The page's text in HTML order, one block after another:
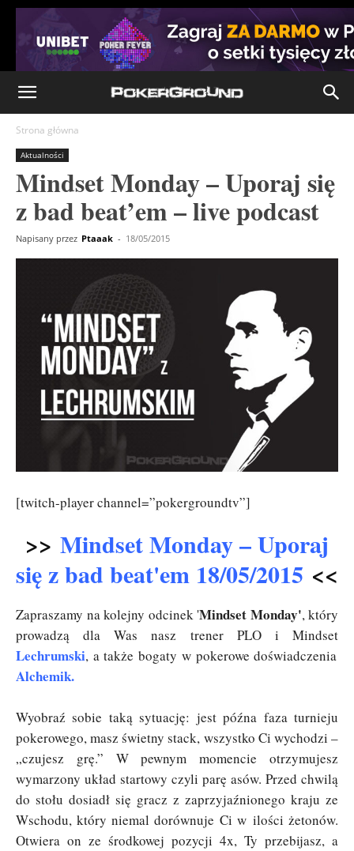
Strona główna
Aktualności
Mindset Monday – Uporaj się
z bad beat’em – live podcast
Napisany przez Ptaaak - 18/05/2015
[twitch-player channel=”pokergroundtv”]
>> Mindset Monday – Uporaj
się z bad beat'em 18/05/2015 <<
Zapraszamy na kolejny odcinek 'Mindset Monday', który
prowadzą dla Was nasz trener PLO i Mindset
Lechrumski, a także bogaty w pokerowe doświadczenia
Alchemik.
Wyobraź sobie taką sytuację: jest późna faza turnieju
pokerowego, masz świetny stack, wszystko Ci wychodzi –
„czujesz grę.” W pewnym momencie otrzymujesz
wymarzony układ startowy czyli parę asów. Przed chwilą
do stołu dosiadł się gracz z zaprzyjaźnionego kraju ze
Wschodu, który niemal dorównuje Ci w ilości żetonów.
Otwiera on ze środkowej pozycji 4x, Ty przebijasz, a